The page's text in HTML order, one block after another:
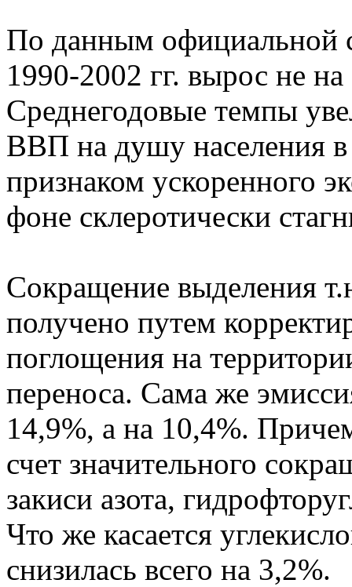
По данным официальной
1990-2002 гг. вырос не
Среднегодовые темпы
ВВП на душу населения
признаком ускоренного
фоне склеротически
Сокращение выделения
получено путем
поглощения на
переноса. Сама же
14,9%, а на 10,4%.
счет значительного
закиси азота,
Что же касается
снизилась всего на 3,2%.